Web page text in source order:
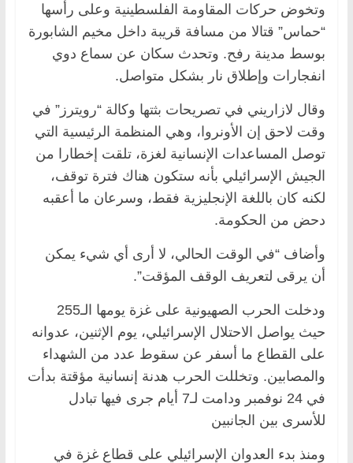
وتخوض حركات المقاومة الفلسطينية وعلى رأسها
“حماس” قتالا من مسافة قريبة داخل مخيم الشابورة
بوسط مدينة رفح. وتحدث سكان عن سماع دوي
انفجارات وإطلاق نار بشكل متواصل.
وقال لازاريني في تصريحات بثتها وكالة “رويترز” في
وقت لاحق إن الأونروا، وهي المنظمة الرئيسية التي
توصل المساعدات الإنسانية لغزة، تلقت إخطارا من
الجيش الإسرائيلي بأنه ستكون هناك فترة توقف،
لكنه كان باللغة الإنجليزية فقط، وسرعان ما أعقبه
دحض من الحكومة.
وأضاف “في الوقت الحالي، لا أرى أي شيء يمكن
أن يرقى لتعريف الوقف المؤقت”.
ودخلت الحرب الصهيونية على غزة يومها الـ255
حيث يواصل الاحتلال الإسرائيلي، يوم الإثنين، عدوانه
على القطاع ما أسفر عن سقوط عدد من الشهداء
والمصابين. وتخللت الحرب هدنة إنسانية مؤقتة بدأت
في 24 نوفمبر ودامت لـ7 أيام جرى فيها تبادل
للأسرى بين الجانبين
ومنذ بدء العدوان الإسرائيلي على قطاع غزة في